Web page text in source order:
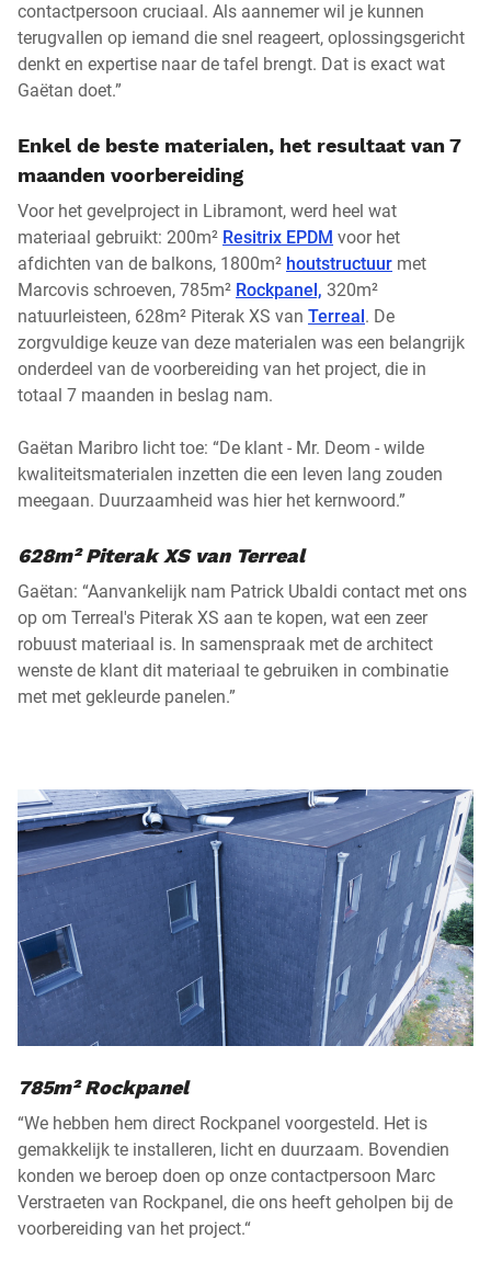
contactpersoon cruciaal. Als aannemer wil je kunnen
terugvallen op iemand die snel reageert, oplossingsgericht
denkt en expertise naar de tafel brengt. Dat is exact wat
Gaëtan doet.”
Enkel de beste materialen, het resultaat van 7
maanden voorbereiding
Voor het gevelproject in Libramont, werd heel wat
materiaal gebruikt: 200m² Resitrix EPDM voor het
afdichten van de balkons, 1800m² houtstructuur met
Marcovis schroeven, 785m² Rockpanel, 320m²
natuurleisteen, 628m² Piterak XS van Terreal . De
zorgvuldige keuze van deze materialen was een belangrijk
onderdeel van de voorbereiding van het project, die in
totaal 7 maanden in beslag nam.
Gaëtan Maribro licht toe: “De klant - Mr. Deom - wilde
kwaliteitsmaterialen inzetten die een leven lang zouden
meegaan. Duurzaamheid was hier het kernwoord.”
628m² Piterak XS van Terreal
Gaëtan: “Aanvankelijk nam Patrick Ubaldi contact met ons
op om Terreal's Piterak XS aan te kopen, wat een zeer
robuust materiaal is. In samenspraak met de architect
wenste de klant dit materiaal te gebruiken in combinatie
met met gekleurde panelen.”
785m² Rockpanel
“We hebben hem direct Rockpanel voorgesteld. Het is
gemakkelijk te installeren, licht en duurzaam. Bovendien
konden we beroep doen op onze contactpersoon Marc
Verstraeten van Rockpanel, die ons heeft geholpen bij de
voorbereiding van het project.“